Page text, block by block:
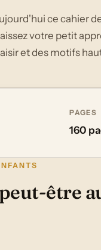
ce cahier
votre petit
et des motifs
PAGES
160
être